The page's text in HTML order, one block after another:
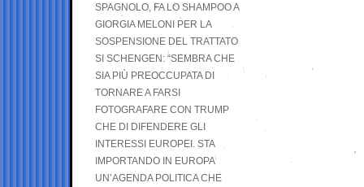
SPAGNOLO, FA LO SHAMPOO A
GIORGIA MELONI PER LA
SOSPENSIONE DEL TRATTATO
SI SCHENGEN: “SEMBRA CHE
SIA PIÙ PREOCCUPATA DI
TORNARE A FARSI
FOTOGRAFARE CON TRUMP
CHE DI DIFENDERE GLI
INTERESSI EUROPEI. STA
IMPORTANDO IN EUROPA
UN’AGENDA POLITICA CHE